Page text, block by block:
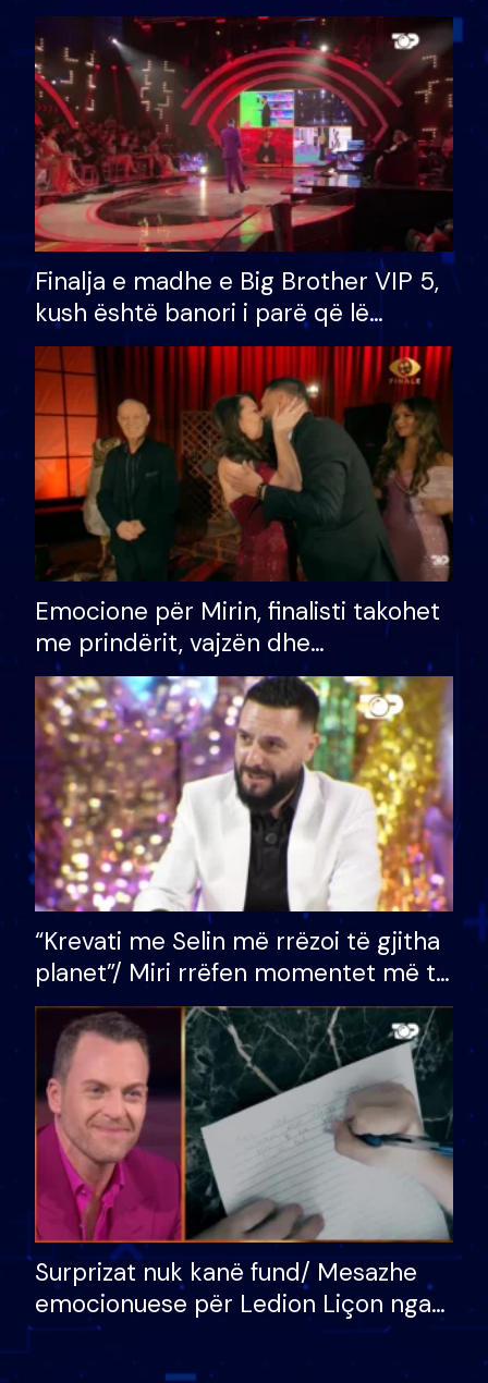
Finalja e madhe e Big Brother VIP 5,
kush është banori i parë që lë
shtëpinë dhe humb mundësinë për
të fituar çmimin e madh
Emocione për Mirin, finalisti takohet
me prindërit, vajzën dhe
bashkëshorten: S’kemi ndonjë letër
divorci apo jo?
“Krevati me Selin më rrëzoi të gjitha
planet”/ Miri rrëfen momentet më të
bukura në shtëpinë e BB VIP: Do më
mungojë zilja e mëngjesit kur…
Surprizat nuk kanë fund/ Mesazhe
emocionuese për Ledion Liçon nga
nëna dhe fëmijët e tij, moderatori
nuk i mban dot lotët: Nuk meritoj…